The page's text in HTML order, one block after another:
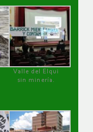
Valle del Elqui
sin minería.